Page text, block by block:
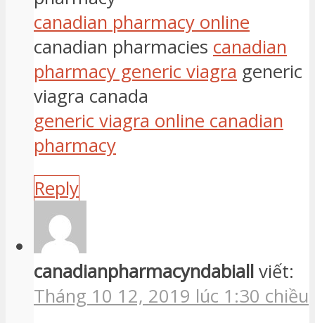
canadian pharmacy online
canadian pharmacies canadian
pharmacy generic viagra generic
viagra canada
generic viagra online canadian
pharmacy
Reply
canadianpharmacyndabiall viết:
Tháng 10 12, 2019 lúc 1:30 chiều